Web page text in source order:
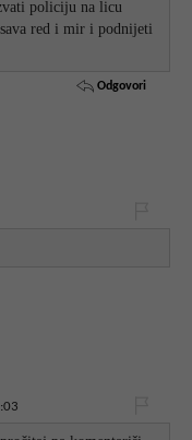
policiju na licu
red i mir i podnijeti
Odgovori